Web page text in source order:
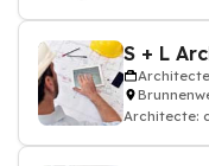
S + L
Architecte
Architecte: